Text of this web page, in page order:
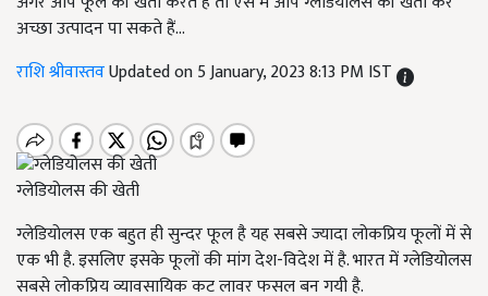
अच्छा उत्पादन पा सकते हैं...
राशि श्रीवास्तवUpdated on 5 January, 2023 8:13 PM IST
ग्लेडियोलस की खेती
ग्लेडियोलस एक बहुत ही सुन्दर फूल है यह सबसे ज्यादा लोकप्रिय फूलों में से
एक भी है. इसलिए इसके फूलों की मांग देश-विदेश में है. भारत में ग्लेडियोलस
सबसे लोकप्रिय व्यावसायिक कट लावर फसल बन गयी है.